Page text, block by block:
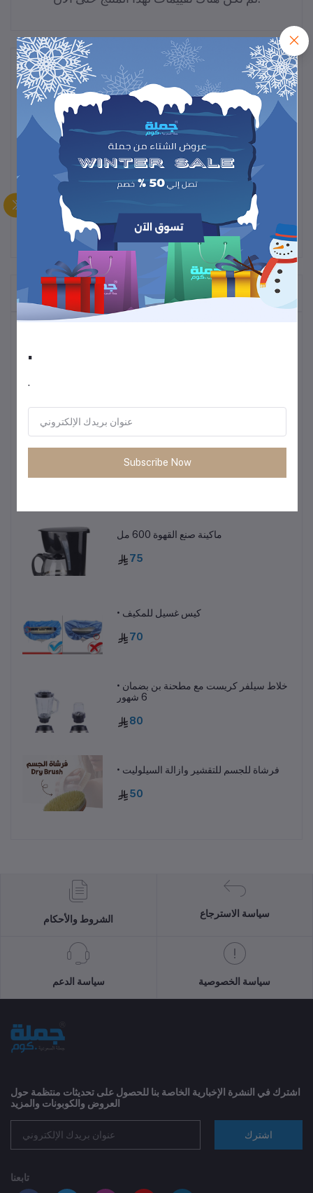
وصف
الممسحة الدوارة هي أداة تنظيف فعالة ومريحة
، مصممة
لتسهيل عملية مسح الأرضيات وتوفير الوقت والجهد. تتوفر
أنواع مختلفة من الممسحات الدوارة، بعضها يأتي مع دلو
مزود بآلية عصر مبتكرة، وبعضها يعمل بالكهرباء أو البخار،
المنتجات التي يتم شراؤها بشكل متكرر
• طاولة متعددة الاستخدمات خفيفة الوزن
85
ماكينة صنع القهوة 600 مل
75
• كيس غسيل للمكيف
70
• خلاط سيلفر كريست مع مطحنة بن بضمان
6 شهور
80
• فرشاة للجسم للتقشير وازالة السيلوليت
50
الشروط والأحكام
سياسة الاسترجاع
سياسة الدعم سياسة الخصوصية
اشترك في النشرة الإخبارية الخاصة بنا للحصول على تحديثات منتظمة حول
العروض والكوبونات والمزيد
اشترك
تابعنا
.
.
Subscribe Now